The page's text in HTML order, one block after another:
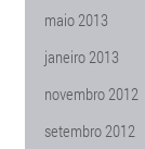
maio 2013
janeiro 2013
novembro 2012
setembro 2012